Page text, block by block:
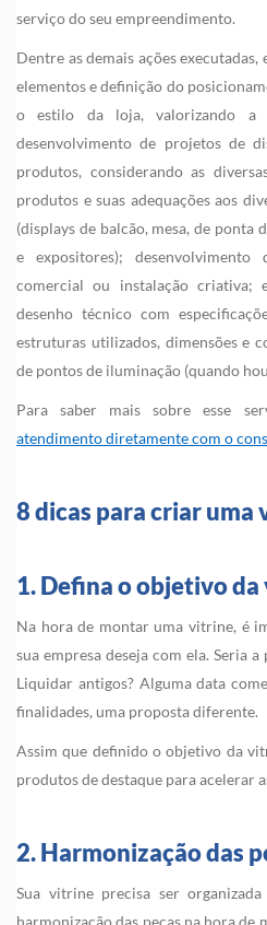
serviço do seu empreendimento.
Dentre as demais ações
elementos e definição do
o estilo da loja, valorizando a
desenvolvimento de projetos de
produtos, considerando as
produtos e suas adequações aos
(displays de balcão, mesa, de ponta
e expositores);
comercial ou instalação criativa;
desenho técnico com
estruturas utilizados, dimensões e
de pontos de iluminação (quando
Para saber mais sobre esse
atendimento diretamente com o
8 dicas para criar
1. Defina o objetivo
Na hora de montar uma vitrine, é
sua empresa deseja com ela. Seria
Liquidar antigos? Alguma data
finalidades, uma proposta diferente.
Assim que definido o objetivo da
produtos de destaque para acelerar
2. Harmonização das
Sua vitrine precisa ser
harmonização das peças na hora de